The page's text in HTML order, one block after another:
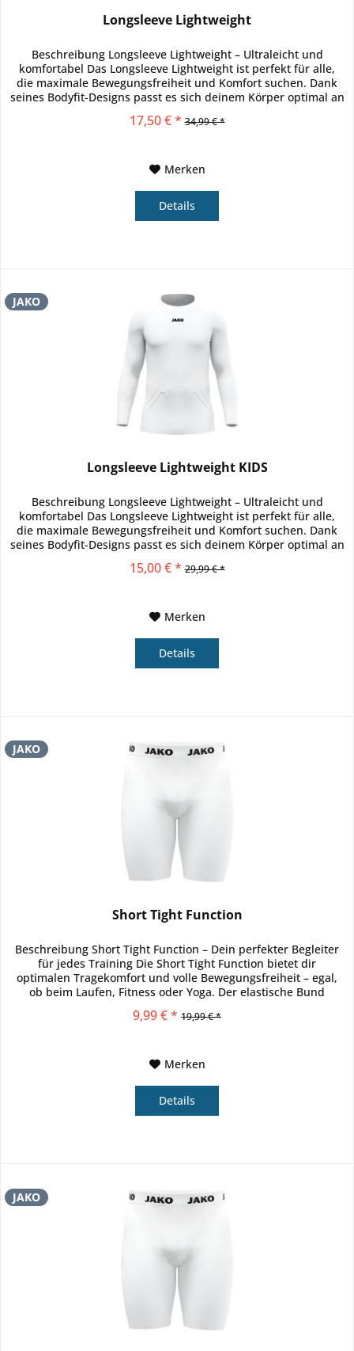
Longsleeve Lightweight
Beschreibung Longsleeve Lightweight – Ultraleicht und
komfortabel Das Longsleeve Lightweight ist perfekt für alle,
die maximale Bewegungsfreiheit und Komfort suchen. Dank
seines Bodyfit-Designs passt es sich deinem Körper optimal an
17,50 € * 34,99 € *
Merken
Details
JAKO
Longsleeve Lightweight KIDS
Beschreibung Longsleeve Lightweight – Ultraleicht und
komfortabel Das Longsleeve Lightweight ist perfekt für alle,
die maximale Bewegungsfreiheit und Komfort suchen. Dank
seines Bodyfit-Designs passt es sich deinem Körper optimal an
15,00 € * 29,99 € *
Merken
Details
JAKO
Short Tight Function
Beschreibung Short Tight Function – Dein perfekter Begleiter
für jedes Training Die Short Tight Function bietet dir
optimalen Tragekomfort und volle Bewegungsfreiheit – egal,
ob beim Laufen, Fitness oder Yoga. Der elastische Bund
9,99 € * 19,99 € *
Merken
Details
JAKO